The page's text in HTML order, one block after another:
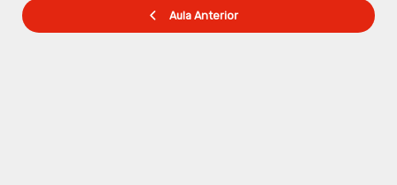
Aula Anterior